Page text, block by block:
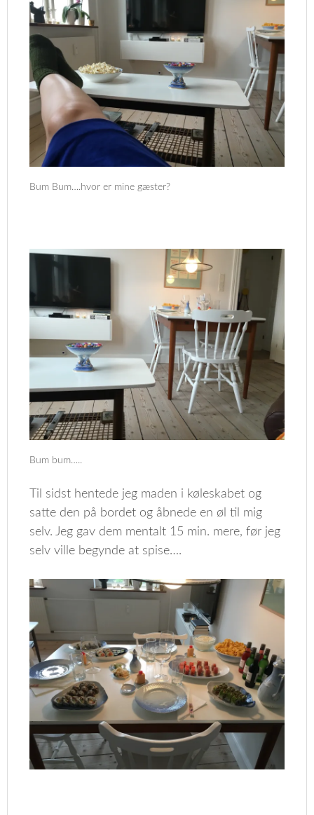
Bum Bum….hvor er mine gæster?
Bum bum…..
Til sidst hentede jeg maden i køleskabet og
satte den på bordet og åbnede en øl til mig
selv. Jeg gav dem mentalt 15 min. mere, før jeg
selv ville begynde at spise….